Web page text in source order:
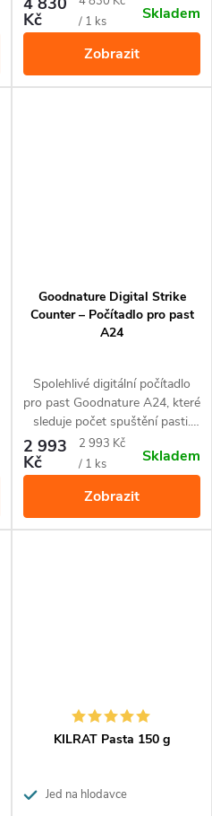
s náplní CO2 (16 g)
1 ks košík na návnadu
držákpasti (lze
namontovat např. na kmen
stromu, dřevěný sloupek apod.)
Kč
cena:
/ 1 ks
Skladem
Zobrazit
Goodnature Digital Strike
Counter – Počítadlo pro past
A24
Spolehlivé digitální počítadlo
pro past Goodnature A24, které
sleduje počet spuštění pasti.
Snadná instalace a dlouhá
životnost.
2 993
Kč
Měrná
cena:
2 993 Kč
/ 1 ks
Skladem
Zobrazit
KILRAT Pasta 150 g
Jed na hlodavce